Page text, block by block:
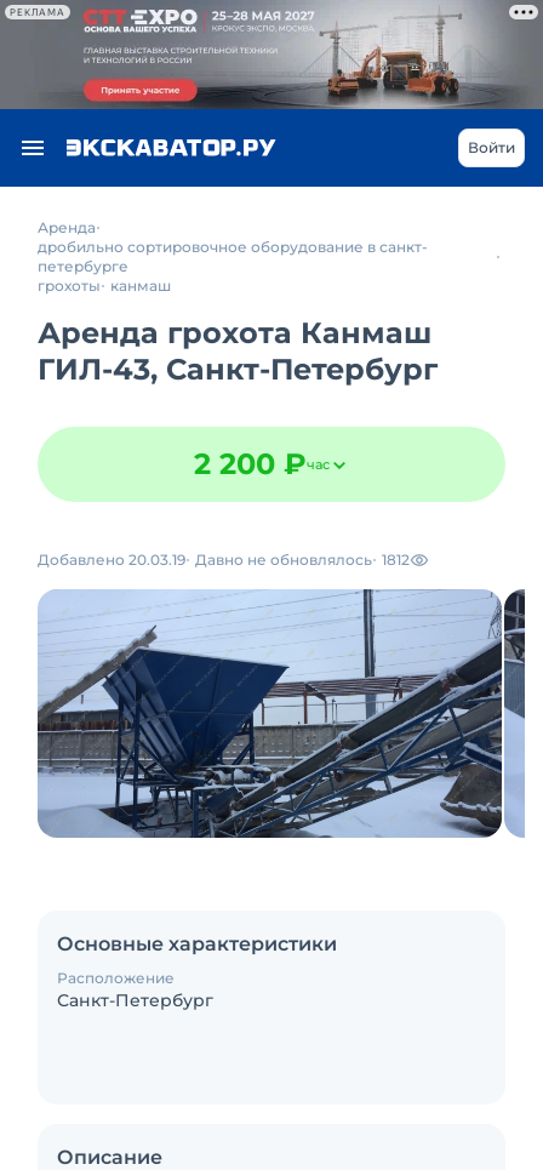
РЕКЛАМА
Войти
Аренда
дробильно сортировочное оборудование в санкт-
петербурге
грохоты
канмаш
Аренда грохота Канмаш
ГИЛ-43, Санкт-Петербург
2 200 ₽час
Добавлено 20.03.19 Давно не обновлялось 1812
Основные характеристики
Расположение
Санкт-Петербург
Описание